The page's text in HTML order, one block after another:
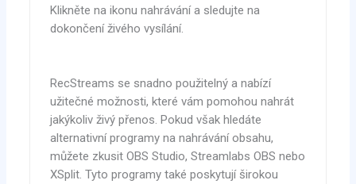
Klikněte na ikonu nahrávání a sledujte na
dokončení živého vysílání.
RecStreams se snadno použitelný a nabízí
užitečné možnosti, které vám pomohou nahrát
jakýkoliv živý přenos. Pokud však hledáte
alternativní programy na nahrávání obsahu,
můžete zkusit OBS Studio, Streamlabs OBS nebo
XSplit. Tyto programy také poskytují širokou